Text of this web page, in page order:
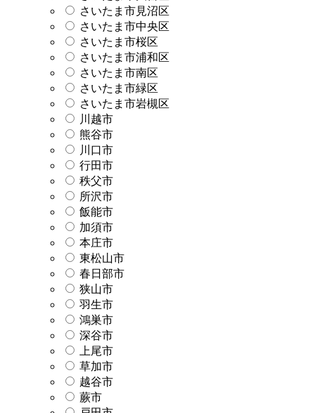
さいたま市見沼区
さいたま市中央区
さいたま市桜区
さいたま市浦和区
さいたま市南区
さいたま市緑区
さいたま市岩槻区
川越市
熊谷市
川口市
行田市
秩父市
所沢市
飯能市
加須市
本庄市
東松山市
春日部市
狭山市
羽生市
鴻巣市
深谷市
上尾市
草加市
越谷市
蕨市